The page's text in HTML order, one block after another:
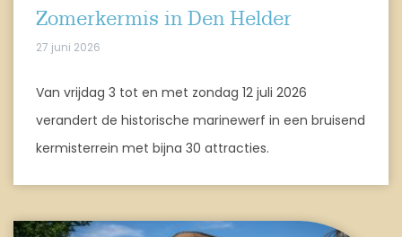
Zomerkermis in Den Helder
27 juni 2026
Van vrijdag 3 tot en met zondag 12 juli 2026
verandert de historische marinewerf in een bruisend
kermisterrein met bijna 30 attracties.